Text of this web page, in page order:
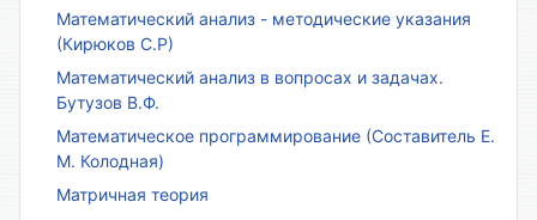
Математический анализ - методические указания
(Кирюков С.Р)
Математический анализ в вопросах и задачах.
Бутузов В.Ф.
Математическое программирование (Составитель Е.
М. Колодная)
Матричная теория